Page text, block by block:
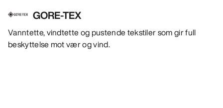
GORE-TEX
Vanntette, vindtette og pustende tekstiler som gir full
beskyttelse mot vær og vind.